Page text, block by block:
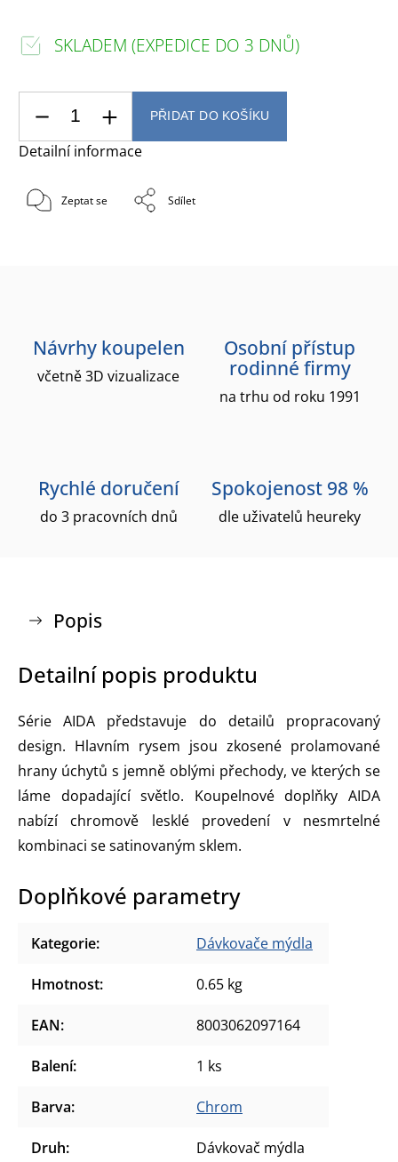
SKLADEM (EXPEDICE DO 3 DNŮ)
PŘIDAT DO KOŠÍKU
Detailní informace
Zeptat se Sdílet
Návrhy koupelen
včetně 3D vizualizace
Osobní přístup
rodinné firmy
na trhu od roku 1991
Rychlé doručení
do 3 pracovních dnů
Spokojenost 98 %
dle uživatelů heureky
Popis
Detailní popis produktu
Série AIDA představuje do detailů propracovaný
design. Hlavním rysem jsou zkosené prolamované
hrany úchytů s jemně oblými přechody, ve kterých se
láme dopadající světlo. Koupelnové doplňky AIDA
nabízí chromově lesklé provedení v nesmrtelné
kombinaci se satinovaným sklem.
Doplňkové parametry
Kategorie: Dávkovače mýdla
Hmotnost: 0.65 kg
EAN: 8003062097164
Balení: 1 ks
Barva: Chrom
Druh: Dávkovač mýdla